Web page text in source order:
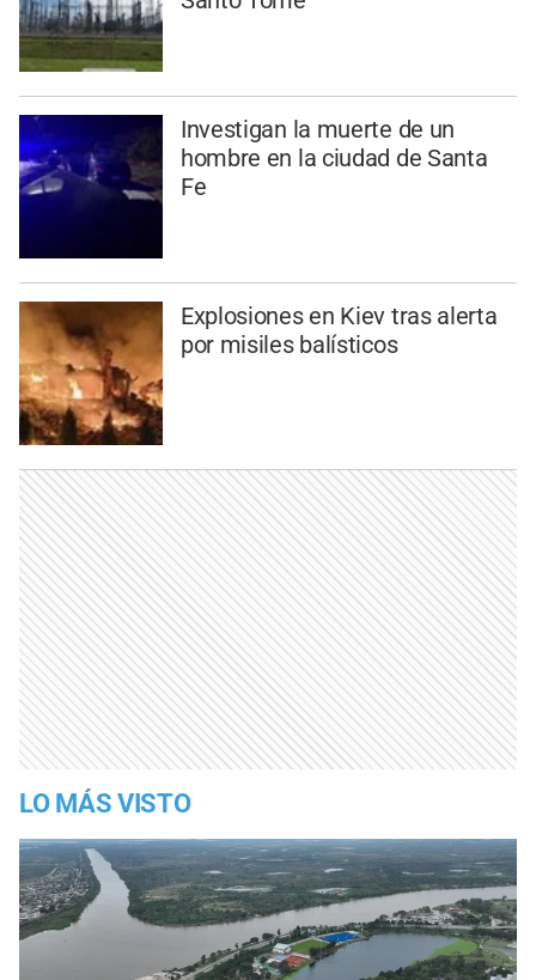
Investigan la muerte de un
hombre en la ciudad de Santa
Fe
Explosiones en Kiev tras alerta
por misiles balísticos
LO MÁS VISTO